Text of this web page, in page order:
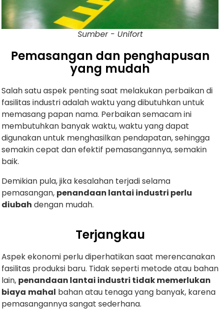
Sumber - Unifort
Pemasangan dan penghapusan
yang mudah
Salah satu aspek penting saat melakukan perbaikan di
fasilitas industri adalah waktu yang dibutuhkan untuk
memasang papan nama. Perbaikan semacam ini
membutuhkan banyak waktu, waktu yang dapat
digunakan untuk menghasilkan pendapatan, sehingga
semakin cepat dan efektif pemasangannya, semakin
baik.
Demikian pula, jika kesalahan terjadi selama
pemasangan, penandaan lantai industri perlu
diubah dengan mudah.
Terjangkau
Aspek ekonomi perlu diperhatikan saat merencanakan
fasilitas produksi baru. Tidak seperti metode atau bahan
lain, penandaan lantai industri tidak memerlukan
biaya mahal bahan atau tenaga yang banyak, karena
pemasangannya sangat sederhana.